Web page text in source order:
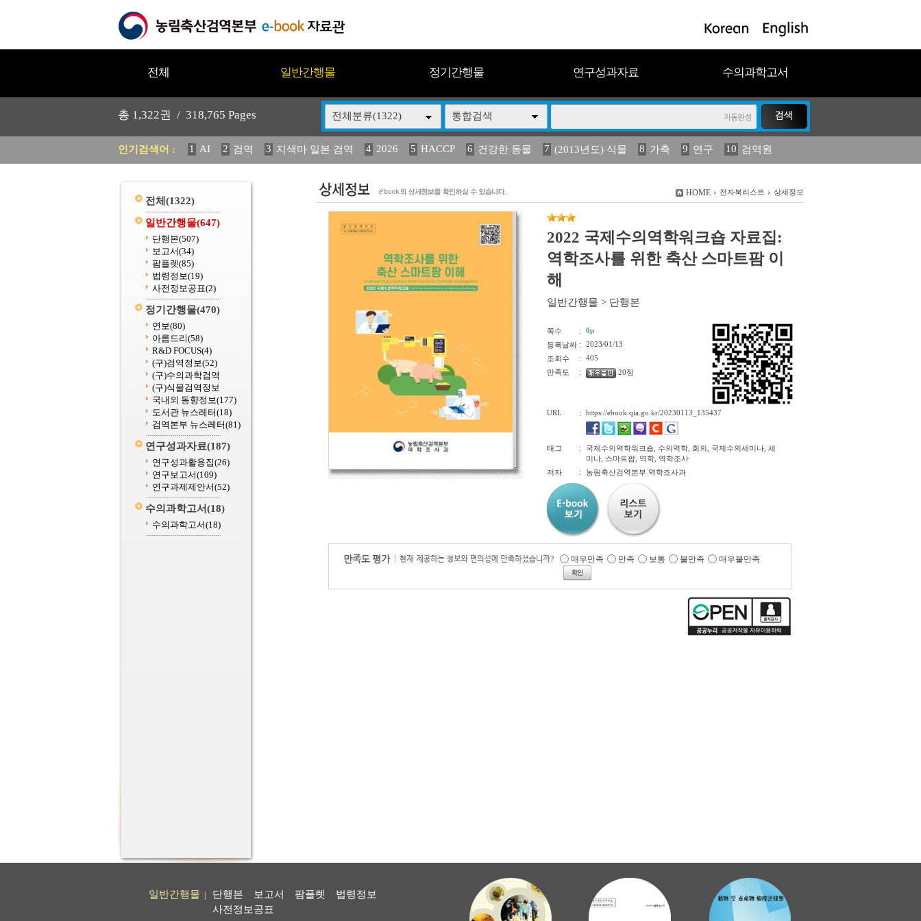
전체 일반간행물 정기간행물 연구성과자료 수의과학고서
총 1,322권 / 318,765 Pages 전체분류(1322) 통합검색
인기검색어 : 1 AI 2 검역 3 지색마 일본 검역 4 2026 5 HACCP 6 건강한 동물 7 (2013년도) 식물 8 가축 9 연구 10 검역원
11 2025 12 중독성 식물 도감 13 媛 異 14 (2013년도) 식 15 구제역 16 관리 17 연보 18 2023 19 농림수산
전체 (1322)
일반간행물(647)
단행본(507)
보고서(34)
팜플렛(85)
법령정보(19)
사전정보공표(2)
정기간행물(470)
연보(80)
아름드리(58)
R&D FOCUS(4)
(구)검역정보(52)
(구)수의과학검역
(구)식물검역정보
국내외 동향정보(177)
도서관 뉴스레터(18)
검역본부 뉴스레터(81)
연구성과자료(187)
연구성과활용집(26)
연구보고서(109)
연구과제제안서(52)
수의과학고서(18)
수의과학고서(18)
HOME 전자북리스트 상세정보
2022 국제수의역학워크숍 자료집:
역학조사를 위한 축산 스마트팜 이
해
일반간행물 > 단행본
쪽수 :
0p
등록날짜 :
2023/01/13
조회수
:
405
만족도
: 20점
URL : https://ebook.qia.go.kr/20230113_135437
태그 :
국제수의역학워크숍, 수의역학, 회의, 국제수의세미나, 세
미나, 스마트팜, 역학, 역학조사
저자
: 농림축산검역본부 역학조사과
매우만족 만족 보통 불만족 매우불만족
일반간행물 단행본 보고서 팜플렛
법령정보
사전정보공표